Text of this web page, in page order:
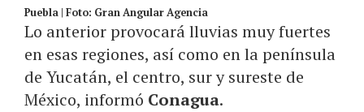
Puebla | Foto: Gran Angular Agencia
Lo anterior provocará lluvias muy fuertes
en esas regiones, así como en la península
de Yucatán, el centro, sur y sureste de
México, informó Conagua.